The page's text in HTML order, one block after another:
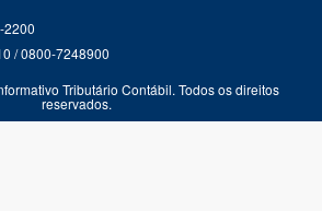
2200
/ 0800-7248900
Tributário Contábil. Todos os direitos
reservados.